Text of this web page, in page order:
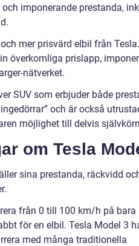
imponerande prestanda,
mer prisvärd elbil från
överkomliga prislapp,
nätverket.
SUV som erbjuder både
och är också
möjlighet till delvis
om Tesla
sina prestanda, räckvidd
från 0 till 100 km/h på bara
för en elbil. Tesla Model 3
med många traditionella